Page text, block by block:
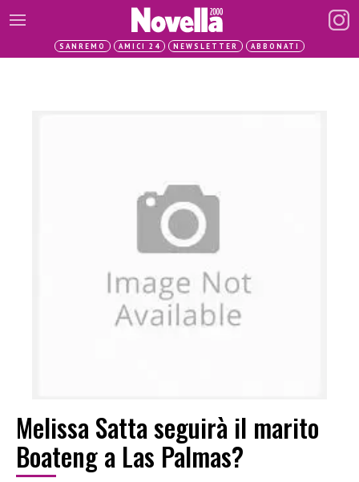
SANREMO AMICI 24 NEWSLETTER ABBONATI
Melissa Satta seguirà il marito
Boateng a Las Palmas?